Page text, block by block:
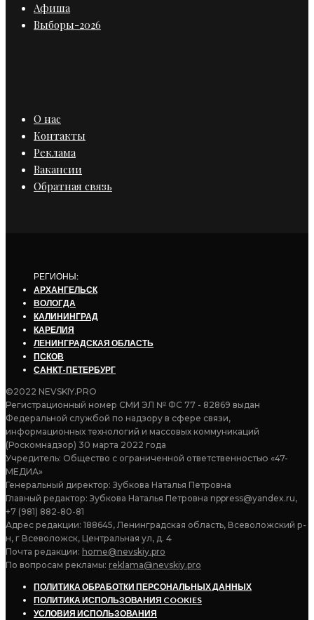
Афиша
Выборы-2026
О нас
Контакты
Реклама
Вакансии
Обратная связь
РЕГИОНЫ:
АРХАНГЕЛЬСК
ВОЛОГДА
КАЛИНИНГРАД
КАРЕЛИЯ
ЛЕНИНГРАДСКАЯ ОБЛАСТЬ
ПСКОВ
САНКТ-ПЕТЕРБУРГ
©2022 NEVSKIY.PRO
Регистрационный номер СМИ ЭЛ № ФС 77 - 82869 выдан
Федеральной службой по надзору в сфере связи,
информационных технологий и массовых коммуникаций
(Роскомнадзор) 30 марта 2022 года
Учредитель: Общество с ограниченной ответственностью «47-
МЕДИА»
Генеральный директор: Зубкова Наталья Петровна
Главный редактор: Зубкова Наталья Петровна nppress@yandex.ru,
+7 (981) 882-80-81
Адрес редакции: 188645, Ленинградская область, Всеволожский р-
н, г Всеволожск, Центральная ул, д. 4
Почта редакции: home@nevskiy.pro
По вопросам рекламы: reklama@nevskiy.pro
ПОЛИТИКА ОБРАБОТКИ ПЕРСОНАЛЬНЫХ ДАННЫХ
ПОЛИТИКА ИСПОЛЬЗОВАНИЯ COOKIES
УСЛОВИЯ ИСПОЛЬЗОВАНИЯ